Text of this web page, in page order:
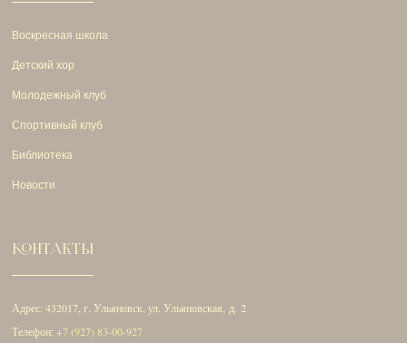
Воскресная школа
Детский хор
Молодежный клуб
Спортивный клуб
Библиотека
Новости
КОНТАКТЫ
Адрес: 432017, г. Ульяновск, ул. Ульяновская, д. 2
Телефон:+7 (927) 83-00-927